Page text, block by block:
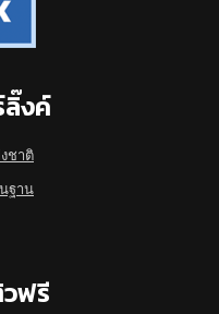
งค์
ชาติ
ฐาน
ฟรี